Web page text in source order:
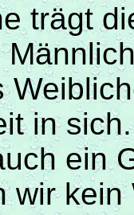
trägt
in
ein
wir